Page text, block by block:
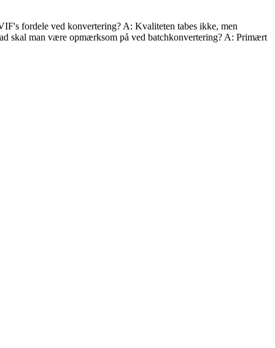
fordele ved konvertering? A: Kvaliteten tabes ikke, men
skal man være opmærksom på ved batchkonvertering? A: Primært